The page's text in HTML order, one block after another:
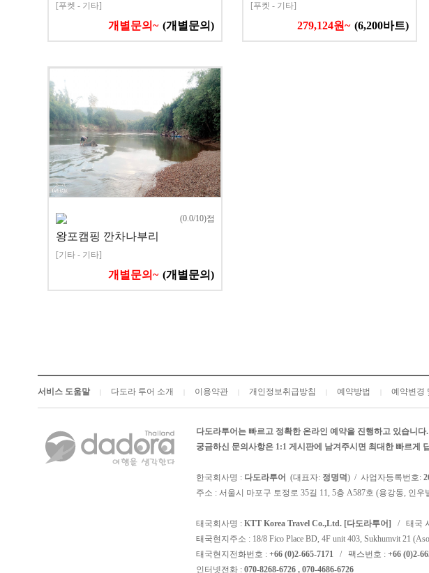
[푸켓 - 기타]
개별문의~ (개별문의)
[푸켓 - 기타]
279,124원~ (6,200바트)
(0.0/10)점
왕포캠핑 깐차나부리
[기타 - 기타]
개별문의~ (개별문의)
서비스 도움말 다도라 투어 소개 이용약관 개인정보취급방침 예약방법 예약변경
다도라투어는 빠르고 정확한 온라인 예약을 진행하고 있습니다.
궁금하신 문의사항은 1:1 게시판에 남겨주시면 최대한 빠르게
한국회사명 : 다도라투어 (대표자: 정명덕) / 사업자등록번호:
주소 : 서울시 마포구 토정로 35길 11, 5층 A587호 (용강동, 인
태국회사명 : KTT Korea Travel Co.,Ltd. [다도라투어] / 태국
태국현지주소 : 18/8 Fico Place BD, 4F unit 403, Sukhumvit 21
태국현지전화번호 : +66 (0)2-665-7171 / 팩스번호 : +66 (0)2-
인터넷전화 : 070-8268-6726 , 070-4686-6726